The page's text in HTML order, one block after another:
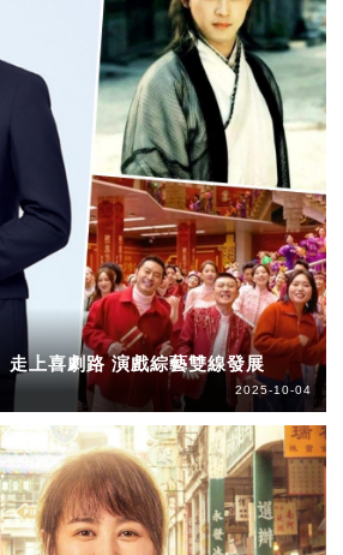
走上喜劇路 演戲綜藝雙線發展
2025-10-04